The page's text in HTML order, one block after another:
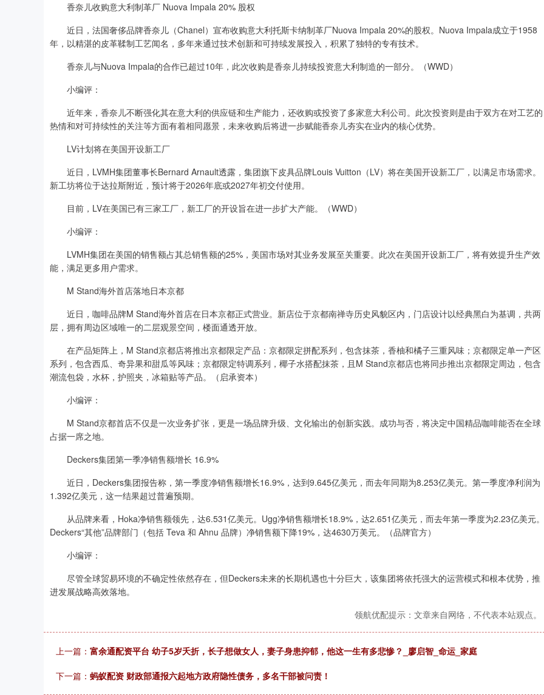
香奈儿收购意大利制革厂 Nuova Impala 20% 股权
近日，法国奢侈品牌香奈儿（Chanel）宣布收购意大利托斯卡纳制革厂Nuova Impala 20%的股权。Nuova Impala成立于1958
年，以精湛的皮革鞣制工艺闻名，多年来通过技术创新和可持续发展投入，积累了独特的专有技术。
香奈儿与Nuova Impala的合作已超过10年，此次收购是香奈儿持续投资意大利制造的一部分。（WWD）
小编评：
近年来，香奈儿不断强化其在意大利的供应链和生产能力，还收购或投资了多家意大利公司。此次投资则是由于双方在对工艺的
热情和对可持续性的关注等方面有着相同愿景，未来收购后将进一步赋能香奈儿夯实在业内的核心优势。
LV计划将在美国开设新工厂
近日，LVMH集团董事长Bernard Arnault透露，集团旗下皮具品牌Louis Vuitton（LV）将在美国开设新工厂，以满足市场需求。
新工坊将位于达拉斯附近，预计将于2026年底或2027年初交付使用。
目前，LV在美国已有三家工厂，新工厂的开设旨在进一步扩大产能。（WWD）
小编评：
LVMH集团在美国的销售额占其总销售额的25%，美国市场对其业务发展至关重要。此次在美国开设新工厂，将有效提升生产效
能，满足更多用户需求。
M Stand海外首店落地日本京都
近日，咖啡品牌M Stand海外首店在日本京都正式营业。新店位于京都南禅寺历史风貌区内，门店设计以经典黑白为基调，共两
层，拥有周边区域唯一的二层观景空间，楼面通透开放。
在产品矩阵上，M Stand京都店将推出京都限定产品：京都限定拼配系列，包含抹茶，香柚和橘子三重风味；京都限定单一产区
系列，包含西瓜、奇异果和甜瓜等风味；京都限定特调系列，椰子水搭配抹茶，且M Stand京都店也将同步推出京都限定周边，包含
潮流包袋，水杯，护照夹，冰箱贴等产品。（启承资本）
小编评：
M Stand京都首店不仅是一次业务扩张，更是一场品牌升级、文化输出的创新实践。成功与否，将决定中国精品咖啡能否在全球
占据一席之地。
Deckers集团第一季净销售额增长 16.9%
近日，Deckers集团报告称，第一季度净销售额增长16.9%，达到9.645亿美元，而去年同期为8.253亿美元。第一季度净利润为
1.392亿美元，这一结果超过普遍预期。
从品牌来看，Hoka净销售额领先，达6.531亿美元。Ugg净销售额增长18.9%，达2.651亿美元，而去年第一季度为2.23亿美元。
Deckers“其他”品牌部门（包括 Teva 和 Ahnu 品牌）净销售额下降19%，达4630万美元。（品牌官方）
小编评：
尽管全球贸易环境的不确定性依然存在，但Deckers未来的长期机遇也十分巨大，该集团将依托强大的运营模式和根本优势，推
进发展战略高效落地。
领航优配提示：文章来自网络，不代表本站观点。
上一篇： 富余通配资平台 幼子5岁夭折，长子想做女人，妻子身患抑郁，他这一生有多悲惨？_廖启智_命运_家庭
下一篇： 蚂蚁配资 财政部通报六起地方政府隐性债务，多名干部被问责！